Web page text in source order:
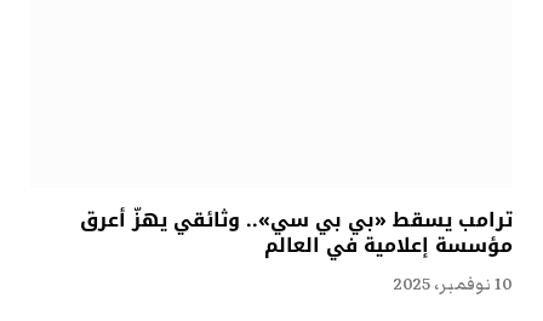
ترامب يسقط «بي بي سي».. وثائقي يهزّ أعرق
مؤسسة إعلامية في العالم
10 نوفمبر، 2025